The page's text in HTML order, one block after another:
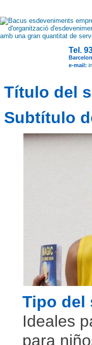
Tel.
e-mail:
Título del
Subtítulo
Tipo del
Ideales
para